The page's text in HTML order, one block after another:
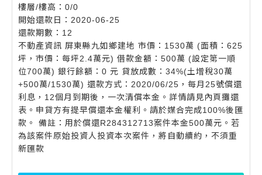
樓層/樓高：0/0
開始還款日：2020-06-25
還款期數：12
不動產資訊 屏東縣九如鄉建地 市價：1530萬 (面積：625
坪，市價：每坪2.4萬元) 借款金額：500萬 (設定第一順
位700萬) 銀行餘額：0 元 貸放成數：34%(土增稅30萬
+500萬/1530萬) 還款方式：2020/06/25，每月25號償還
利息，12個月到期後，一次清償本金。詳情請見內頁攤還
表。申貸方有提早償還本金權利。請於媒合完成100%後匯
款。 備註：用於償還R284312713案件本金500萬元。若
為該案件原始投資人投資本次案件，將自動續約，不須重
新匯款